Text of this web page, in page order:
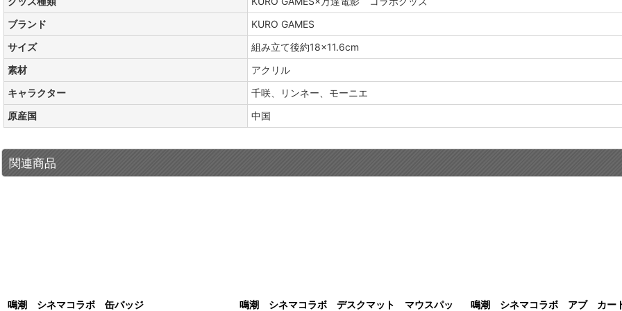
ブランド
KURO GAMES
サイズ
組み立て後約18×11.6cm
素材
アクリル
キャラクター
千咲、リンネー、モーニエ
原産国
中国
関連商品
鳴潮 シネマコラボ 缶バッジ
鳴潮 シネマコラボ デスクマット マウスパッ
鳴潮 シネマコラボ アブ カー